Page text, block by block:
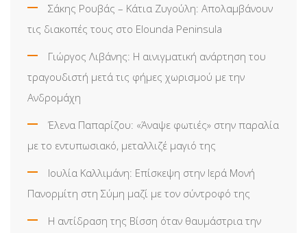
Σάκης Ρουβάς – Κάτια Ζυγούλη: Απολαμβάνουν
τις διακοπές τους στο Elounda Peninsula
Γιώργος Λιβάνης: Η αινιγματική ανάρτηση του
τραγουδιστή μετά τις φήμες χωρισμού με την
Ανδρομάχη
Έλενα Παπαρίζου: «Άναψε φωτιές» στην παραλία
με το εντυπωσιακό, μεταλλιζέ μαγιό της
Ιουλία Καλλιμάνη: Επίσκεψη στην Ιερά Μονή
Πανορμίτη στη Σύμη μαζί με τον σύντροφό της
Η αντίδραση της Βίσση όταν θαυμάστρια την